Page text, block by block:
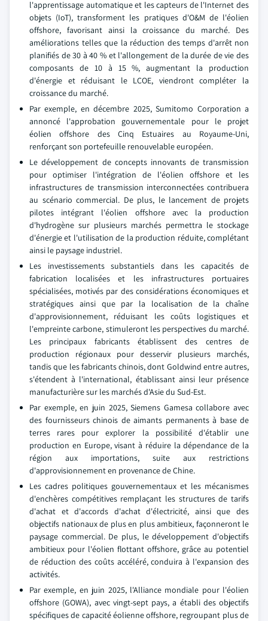
l'apprentissage automatique et les capteurs de l'Internet des
objets (IoT), transforment les pratiques d'O&M de l'éolien
offshore, favorisant ainsi la croissance du marché. Des
améliorations telles que la réduction des temps d'arrêt non
planifiés de 30 à 40 % et l'allongement de la durée de vie des
composants de 10 à 15 %, augmentant la production
d'énergie et réduisant le LCOE, viendront compléter la
croissance du marché.
Par exemple, en décembre 2025, Sumitomo Corporation a
annoncé l'approbation gouvernementale pour le projet
éolien offshore des Cinq Estuaires au Royaume-Uni,
renforçant son portefeuille renouvelable européen.
Le développement de concepts innovants de transmission
pour optimiser l'intégration de l'éolien offshore et les
infrastructures de transmission interconnectées contribuera
au scénario commercial. De plus, le lancement de projets
pilotes intégrant l'éolien offshore avec la production
d'hydrogène sur plusieurs marchés permettra le stockage
d'énergie et l'utilisation de la production réduite, complétant
ainsi le paysage industriel.
Les investissements substantiels dans les capacités de
fabrication localisées et les infrastructures portuaires
spécialisées, motivés par des considérations économiques et
stratégiques ainsi que par la localisation de la chaîne
d'approvisionnement, réduisant les coûts logistiques et
l'empreinte carbone, stimuleront les perspectives du marché.
Les principaux fabricants établissent des centres de
production régionaux pour desservir plusieurs marchés,
tandis que les fabricants chinois, dont Goldwind entre autres,
s'étendent à l'international, établissant ainsi leur présence
manufacturière sur les marchés d'Asie du Sud-Est.
Par exemple, en juin 2025, Siemens Gamesa collabore avec
des fournisseurs chinois de aimants permanents à base de
terres rares pour explorer la possibilité d'établir une
production en Europe, visant à réduire la dépendance de la
région aux importations, suite aux restrictions
d'approvisionnement en provenance de Chine.
Les cadres politiques gouvernementaux et les mécanismes
d'enchères compétitives remplaçant les structures de tarifs
d'achat et d'accords d'achat d'électricité, ainsi que des
objectifs nationaux de plus en plus ambitieux, façonneront le
paysage commercial. De plus, le développement d'objectifs
ambitieux pour l'éolien flottant offshore, grâce au potentiel
de réduction des coûts accéléré, conduira à l'expansion des
activités.
Par exemple, en juin 2025, l'Alliance mondiale pour l'éolien
offshore (GOWA), avec vingt-sept pays, a établi des objectifs
spécifiques de capacité éolienne offshore, regroupant plus de